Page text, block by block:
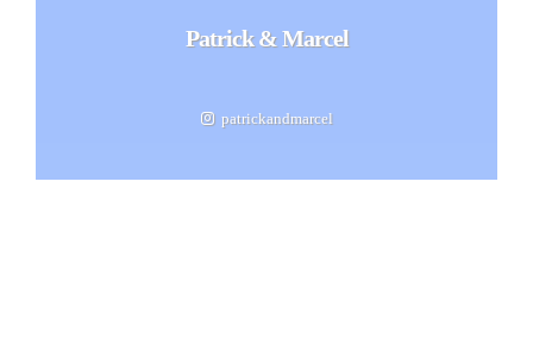
Patrick & Marcel
patrickandmarcel